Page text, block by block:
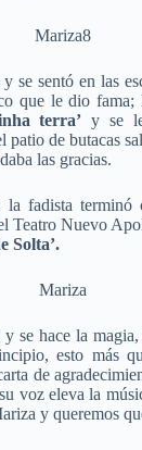
se sentó en las
que le dio fama;
terra’ y se
patio de butacas
las gracias.
fadista terminó
Teatro Nuevo
Solta’.
se hace la
esto más
de
voz eleva la
y queremos